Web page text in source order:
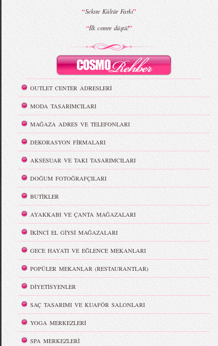
“Sekste Kültür Farkı”
“İlk cemre düştü!”
OUTLET CENTER ADRESLERİ
MODA TASARIMCILARI
MAĞAZA ADRES VE TELEFONLARI
DEKORASYON FİRMALARI
AKSESUAR VE TAKI TASARIMCILARI
DOĞUM FOTOĞRAFÇILARI
BUTİKLER
AYAKKABI VE ÇANTA MAĞAZALARI
İKİNCİ EL GİYSİ MAĞAZALARI
GECE HAYATI VE EĞLENCE MEKANLARI
POPÜLER MEKANLAR (RESTAURANTLAR)
DİYETİSYENLER
SAÇ TASARIMI VE KUAFÖR SALONLARI
YOGA MERKEZLERİ
SPA MERKEZLERİ